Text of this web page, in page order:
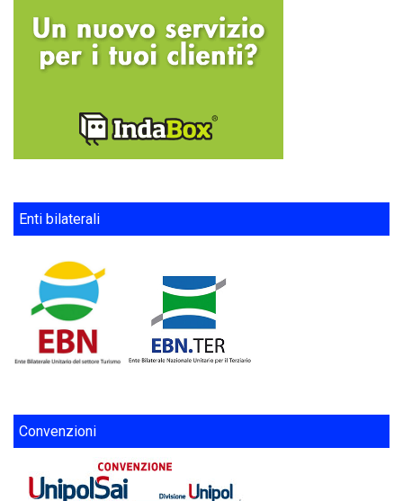
Enti bilaterali
Convenzioni